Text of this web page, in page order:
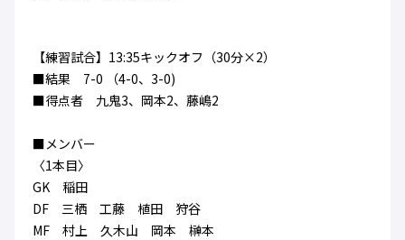
【練習試合】13:35キックオフ（30分×2）
■結果 7-0 （4-0、3-0)
■得点者 九鬼3、岡本2、藤嶋2
■メンバー
〈1本目〉
GK 稲田
DF 三栖 工藤 植田 狩谷
MF 村上 久木山 岡本 榊本